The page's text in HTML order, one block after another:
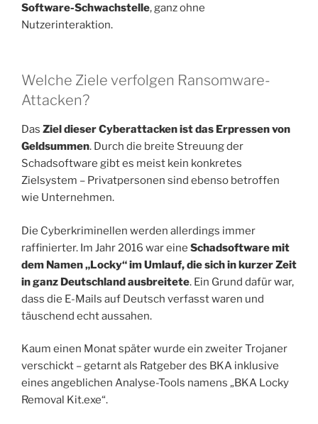
Software-Schwachstelle, ganz ohne
Nutzerinteraktion.
Welche Ziele verfolgen Ransomware-
Attacken?
Das Ziel dieser Cyberattacken ist das Erpressen von
Geldsummen. Durch die breite Streuung der
Schadsoftware gibt es meist kein konkretes
Zielsystem – Privatpersonen sind ebenso betroffen
wie Unternehmen.
Die Cyberkriminellen werden allerdings immer
raffinierter. Im Jahr 2016 war eine Schadsoftware mit
dem Namen „Locky“ im Umlauf, die sich in kurzer Zeit
in ganz Deutschland ausbreitete. Ein Grund dafür war,
dass die E-Mails auf Deutsch verfasst waren und
täuschend echt aussahen.
Kaum einen Monat später wurde ein zweiter Trojaner
verschickt – getarnt als Ratgeber des BKA inklusive
eines angeblichen Analyse-Tools namens „BKA Locky
Removal Kit.exe“.